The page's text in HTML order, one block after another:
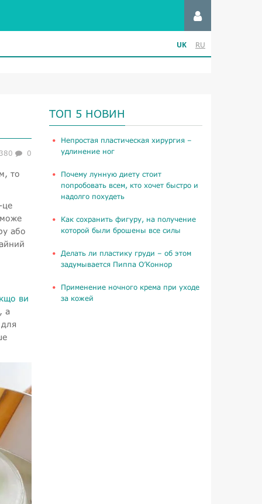
UK RU
0
то
це
або
ви
а
ТОП 5 НОВИН
​Непростая пластическая хирургия –
удлинение ног
Почему лунную диету стоит
попробовать всем, кто хочет быстро и
надолго похудеть
Как сохранить фигуру, на получение
которой были брошены все силы
Делать ли пластику груди – об этом
задумывается Пиппа О’Коннор
Применение ночного крема при уходе
за кожей